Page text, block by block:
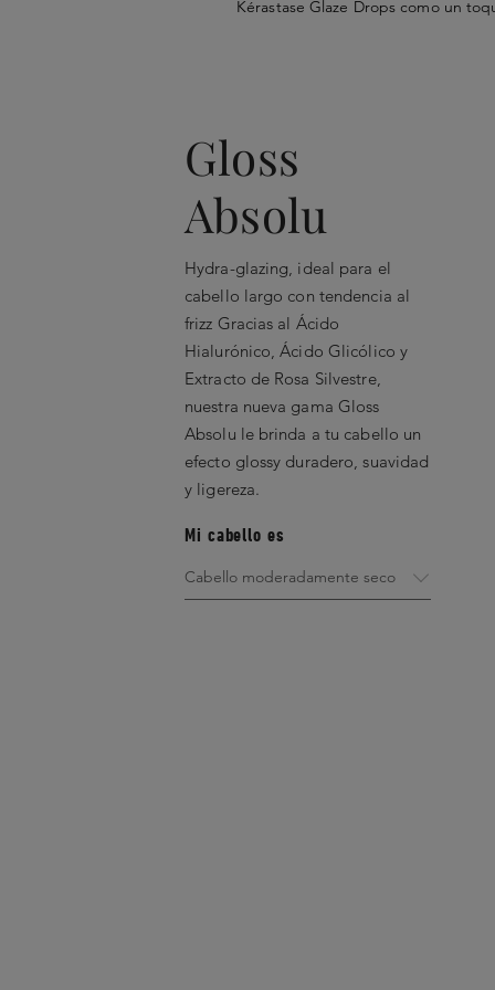
Kérastase Glaze Drops como un
En caso de contacto directo con los ojos,
Gloss
Absolu
Hydra-glazing, ideal para el
cabello largo con tendencia al
frizz Gracias al Ácido
Hialurónico, Ácido Glicólico y
Extracto de Rosa Silvestre,
nuestra nueva gama Gloss
Absolu le brinda a tu cabello un
efecto glossy duradero, suavidad
y ligereza.
Mi cabello es